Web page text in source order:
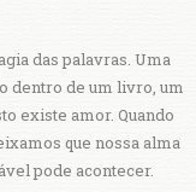
das palavras. Uma
dentro de um livro, um
existe amor. Quando
que nossa alma
pode acontecer.